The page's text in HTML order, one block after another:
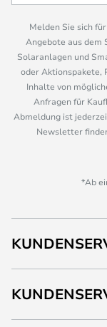
Melden Sie sich
Angebote aus dem
Solaranlagen und
oder Aktionspakete,
Inhalte von
Anfragen für
Abmeldung ist
Newsletter
*Ab